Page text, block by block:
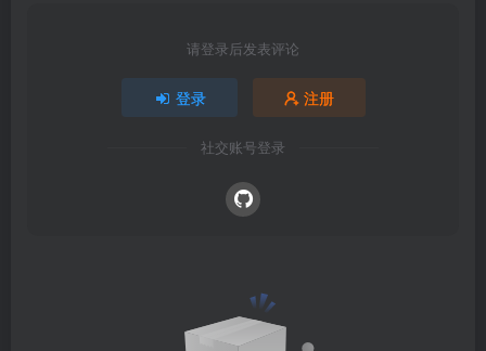
请登录后发表评论
登录 注册
社交账号登录